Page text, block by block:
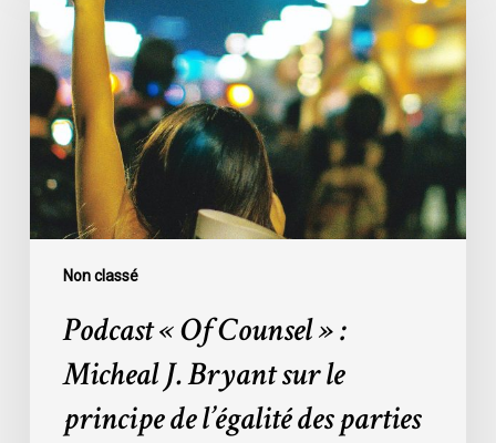
Non classé
Of
Counsel
»
Micheal
Bryant
sur
principe
l’égalité
parties
Podcast « Of Counsel » :
Micheal J. Bryant sur le
principe de l’égalité des parties